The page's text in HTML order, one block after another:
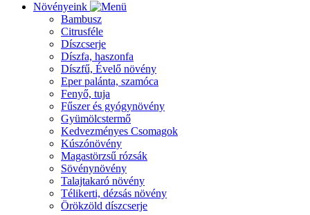
Növényeink
Bambusz
Citrusféle
Díszcserje
Díszfa, haszonfa
Díszfű, Évelő növény
Eper palánta, szamóca
Fenyő, tuja
Fűszer és gyógynövény
Gyümölcstermő
Kedvezményes Csomagok
Kúszónövény
Magastörzsű rózsák
Sövénynövény
Talajtakaró növény
Télikerti, dézsás növény
Örökzöld díszcserje